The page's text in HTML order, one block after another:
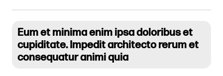
Eum et minima enim ipsa doloribus et
cupiditate. Impedit architecto rerum et
consequatur animi quia